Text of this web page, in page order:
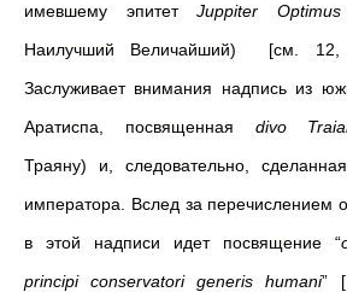
имевшему эпитетJuppiter Optimus
Наилучший Величайший) [см.
Заслуживает внимания надпись из
Аратиспа, посвященная divo
Траяну) и, следовательно,
императора. Вслед за перечислением
в этой надписи идет посвящение “
principi conservatori generis humani”